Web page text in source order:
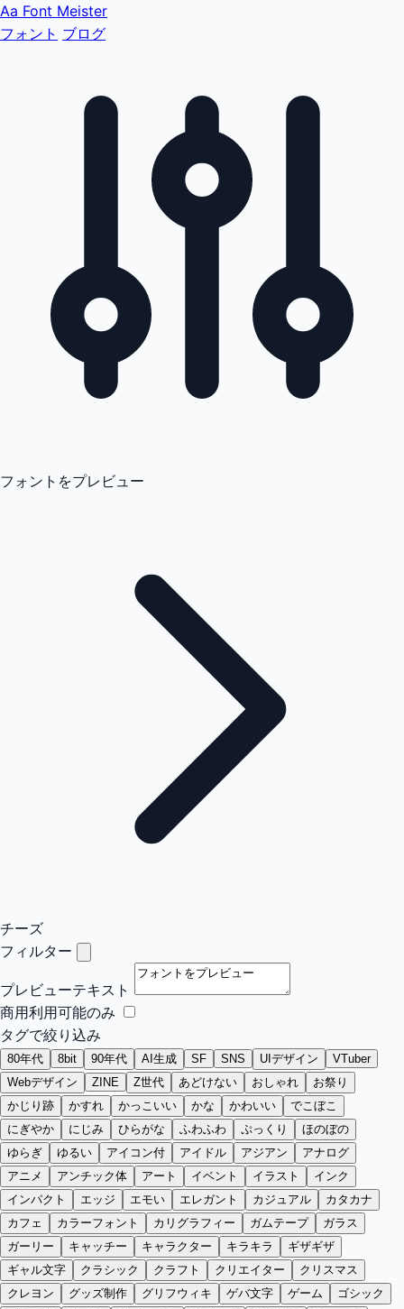
Aa Font Meister
フォント ブログ
フォントをプレビュー
チーズ
フィルター
プレビューテキスト
商用利用可能のみ
タグで絞り込み
80年代 8bit 90年代 AI生成 SF SNS UIデザイン
VTuber
Webデザイン
ZINE Z世代 あどけない おしゃれ
お祭り
かじり跡
かすれ かっこいい かな かわいい
でこぼこ
にぎやか
にじみ ひらがな ふわふわ ぷっくり
ほのぼの
ゆらぎ
ゆるい アイコン付 アイドル アジアン
アナログ
アニメ
アンチック体 アート イベント イラスト
インク
インパクト
エッジ エモい エレガント カジュアル
カタカナ
カフェ
カラーフォント カリグラフィー ガムテープ
ガラス
ガーリー
キャッチー キャラクター キラキラ
ギザギザ
ギャル文字
クラシック クラフト クリエイター
クリスマス
クレヨン
グッズ制作 グリフウィキ ゲバ文字 ゲーム
ゴシック